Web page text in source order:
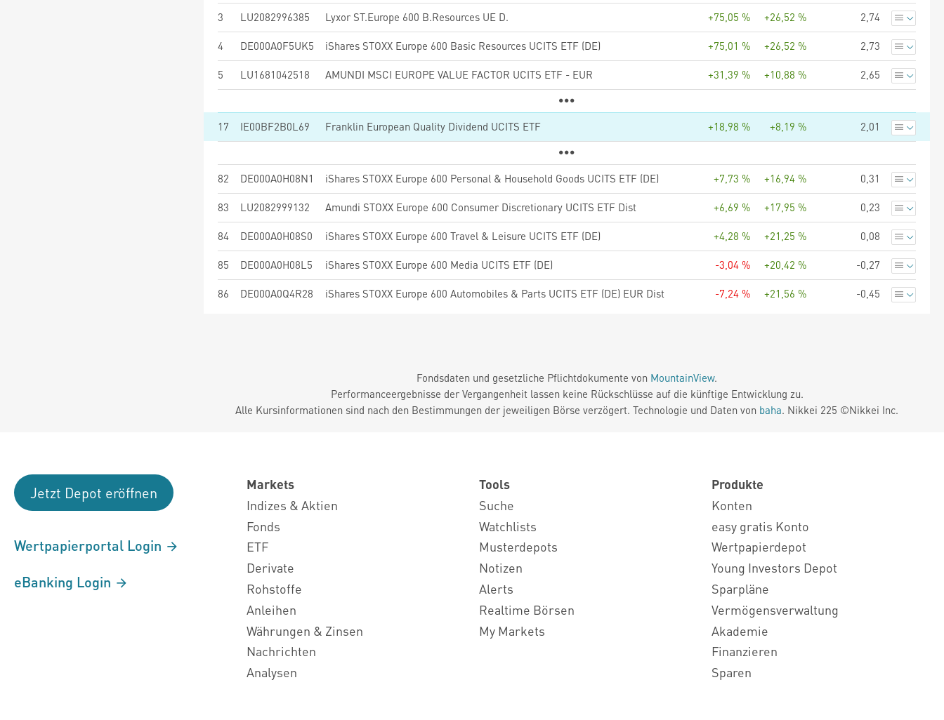
3 LU2082996385 Lyxor ST.Europe 600 B.Resources UE D. +75,05 % +26,52 % 2,74
4 DE000A0F5UK5 iShares STOXX Europe 600 Basic Resources UCITS ETF (DE) +75,01 % +26,52 % 2,73
5 LU1681042518 AMUNDI MSCI EUROPE VALUE FACTOR UCITS ETF - EUR +31,39 % +10,88 % 2,65
17 IE00BF2B0L69 Franklin European Quality Dividend UCITS ETF +18,98 % +8,19 % 2,01
82 DE000A0H08N1 iShares STOXX Europe 600 Personal & Household Goods UCITS ETF (DE) +7,73 % +16,94 % 0,31
83 LU2082999132 Amundi STOXX Europe 600 Consumer Discretionary UCITS ETF Dist +6,69 % +17,95 % 0,23
84 DE000A0H08S0 iShares STOXX Europe 600 Travel & Leisure UCITS ETF (DE) +4,28 % +21,25 % 0,08
85 DE000A0H08L5 iShares STOXX Europe 600 Media UCITS ETF (DE) -3,04 % +20,42 % -0,27
86 DE000A0Q4R28 iShares STOXX Europe 600 Automobiles & Parts UCITS ETF (DE) EUR Dist -7,24 % +21,56 % -0,45
Fondsdaten und gesetzliche Pflichtdokumente von MountainView.
Performanceergebnisse der Vergangenheit lassen keine Rückschlüsse auf die künftige Entwicklung zu.
Alle Kursinformationen sind nach den Bestimmungen der jeweiligen Börse verzögert. Technologie und Daten von baha. Nikkei 225 ©Nikkei Inc.
Jetzt Depot eröffnen
Wertpapierportal Login
eBanking Login
Markets
Indizes & Aktien
Fonds
ETF
Derivate
Rohstoffe
Anleihen
Währungen & Zinsen
Nachrichten
Analysen
Tools
Suche
Watchlists
Musterdepots
Notizen
Alerts
Realtime Börsen
My Markets
Produkte
Konten
easy gratis Konto
Wertpapierdepot
Young Investors Depot
Sparpläne
Vermögensverwaltung
Akademie
Finanzieren
Sparen